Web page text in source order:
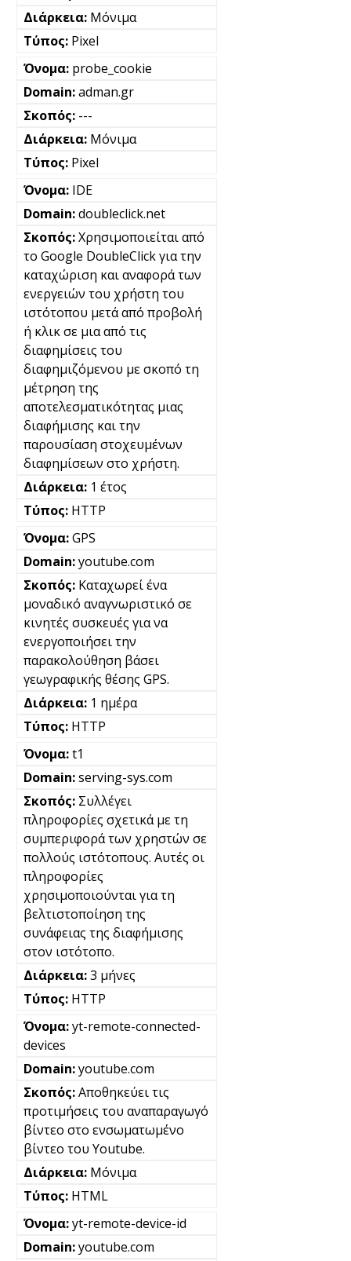
Μόνιμα
Pixel
probe_cookie
adman.gr
---
Μόνιμα
Pixel
IDE
doubleclick.net
Χρησιμοποιείται από
το Google DoubleClick για την
καταχώριση και αναφορά των
ενεργειών του χρήστη του
ιστότοπου μετά από προβολή
ή κλικ σε μια από τις
διαφημίσεις του
διαφημιζόμενου με σκοπό τη
μέτρηση της
αποτελεσματικότητας μιας
διαφήμισης και την
παρουσίαση στοχευμένων
διαφημίσεων στο χρήστη.
1 έτος
HTTP
GPS
youtube.com
Καταχωρεί ένα
μοναδικό αναγνωριστικό σε
κινητές συσκευές για να
ενεργοποιήσει την
παρακολούθηση βάσει
γεωγραφικής θέσης GPS.
1 ημέρα
HTTP
t1
serving-sys.com
Συλλέγει
πληροφορίες σχετικά με τη
συμπεριφορά των χρηστών σε
πολλούς ιστότοπους. Αυτές οι
πληροφορίες
χρησιμοποιούνται για τη
βελτιστοποίηση της
συνάφειας της διαφήμισης
στον ιστότοπο.
3 μήνες
HTTP
yt-remote-connected-
devices
youtube.com
Αποθηκεύει τις
προτιμήσεις του αναπαραγωγό
βίντεο στο ενσωματωμένο
βίντεο του Youtube.
Μόνιμα
HTML
yt-remote-device-id
youtube.com